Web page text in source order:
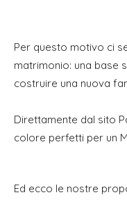
Per questo motivo ci
matrimonio: una base
costruire una nuova
Direttamente dal sito
colore perfetti per un
Ed ecco le nostre